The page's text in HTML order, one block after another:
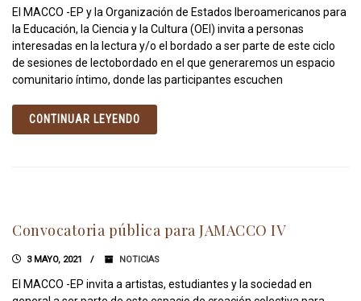
El MACCO -EP y la Organización de Estados Iberoamericanos para
la Educación, la Ciencia y la Cultura (OEI) invita a personas
interesadas en la lectura y/o el bordado a ser parte de este ciclo
de sesiones de lectobordado en el que generaremos un espacio
comunitario íntimo, donde las participantes escuchen
CONTINUAR LEYENDO
Convocatoria pública para JAMACCO IV
3 MAYO, 2021 NOTICIAS
El MACCO -EP invita a artistas, estudiantes y la sociedad en